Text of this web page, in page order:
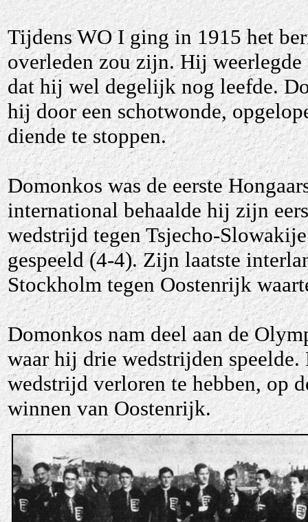
Tijdens WO I ging in 1915 het
overleden zou zijn. Hij
dat hij wel degelijk nog leefde.
hij door een schotwonde,
diende te stoppen.
Domonkos was de eerste
international behaalde hij zijn
wedstrijd tegen Tsjecho-
gespeeld (4-4). Zijn laatste
Stockholm tegen Oostenrijk
Domonkos nam deel aan de
waar hij drie wedstrijden
wedstrijd verloren te hebben, op
winnen van Oostenrijk.